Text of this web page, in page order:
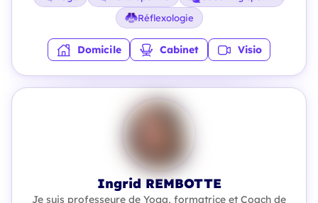
Réflexologie
Domicile Cabinet Visio
Ingrid REMBOTTE
Je suis professeure de Yoga, formatrice et Coach de